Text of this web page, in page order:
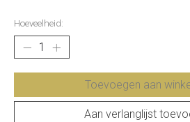
Hoeveelheid:
Toevoegen aan
Aan verlanglijst